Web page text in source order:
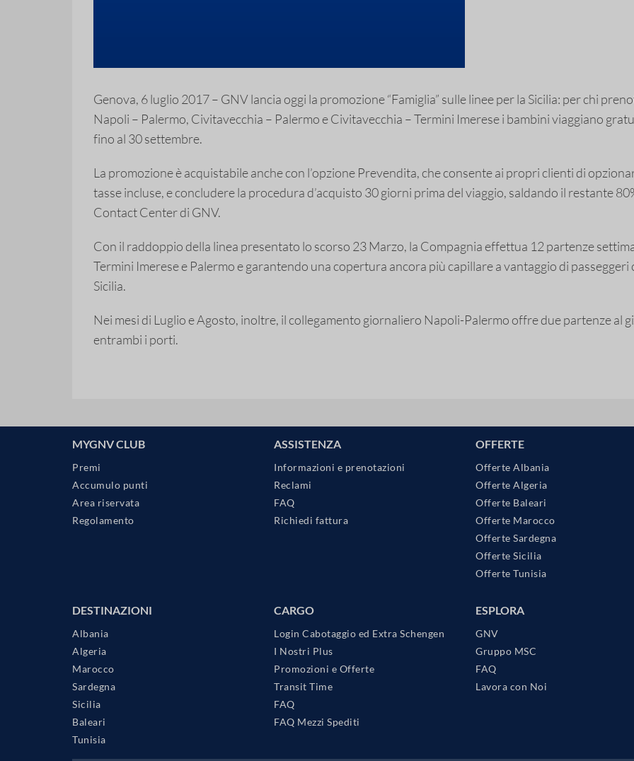
Genova, 6 luglio 2017 – GNV lancia oggi la promozione “Famiglia” sulle linee per la Sicilia: per chi
Napoli – Palermo, Civitavecchia – Palermo e Civitavecchia – Termini Imerese i bambini viaggiano
fino al 30 settembre.
La promozione è acquistabile anche con l’opzione Prevendita, che consente ai propri clienti di
tasse incluse, e concludere la procedura d’acquisto 30 giorni prima del viaggio, saldando il restante
Contact Center di GNV.
Con il raddoppio della linea presentato lo scorso 23 Marzo, la Compagnia effettua 12 partenze
Termini Imerese e Palermo e garantendo una copertura ancora più capillare a vantaggio di
Sicilia.
Nei mesi di Luglio e Agosto, inoltre, il collegamento giornaliero Napoli-Palermo offre due partenze al
entrambi i porti.
MYGNV CLUB
Premi
Accumulo punti
Area riservata
Regolamento
ASSISTENZA
Informazioni e prenotazioni
Reclami
FAQ
Richiedi fattura
OFFERTE
Offerte Albania
Offerte Algeria
Offerte Baleari
Offerte Marocco
Offerte Sardegna
Offerte Sicilia
Offerte Tunisia
DESTINAZIONI
Albania
Algeria
Marocco
Sardegna
Sicilia
Baleari
Tunisia
CARGO
Login Cabotaggio ed Extra Schengen
I Nostri Plus
Promozioni e Offerte
Transit Time
FAQ
FAQ Mezzi Spediti
ESPLORA
GNV
Gruppo MSC
FAQ
Lavora con Noi